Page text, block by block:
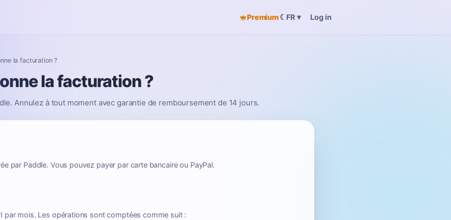
Premium☾ FR ▾ Log in
la facturation ?
la facturation ?
Annulez à tout moment avec garantie de remboursement de 14 jours.
par Paddle. Vous pouvez payer par carte bancaire ou PayPal.
par mois. Les opérations sont comptées comme suit :